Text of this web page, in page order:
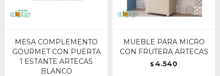
MESA COMPLEMENTO
GOURMET CON PUERTA
1 ESTANTE ARTECAS
BLANCO
MUEBLE PARA MICRO
CON FRUTERA ARTECAS
$ 4.540